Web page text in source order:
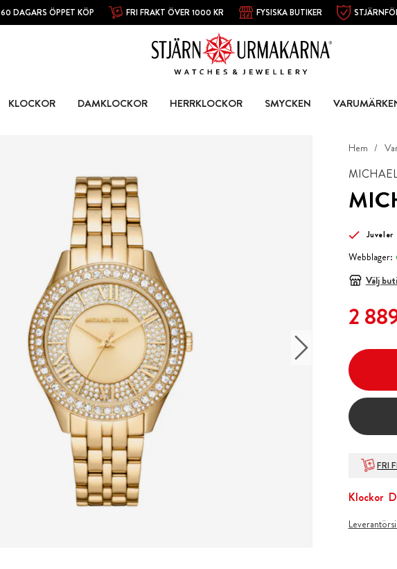
60 DAGARS ÖPPET KÖP FRI FRAKT ÖVER 1000 KR FYSISKA BUTIKER
KLOCKOR DAMKLOCKOR HERRKLOCKOR SMYCKEN
Hem
Juveler
Webblager:
Välj
Nuvarande
2
FRI
Klockor